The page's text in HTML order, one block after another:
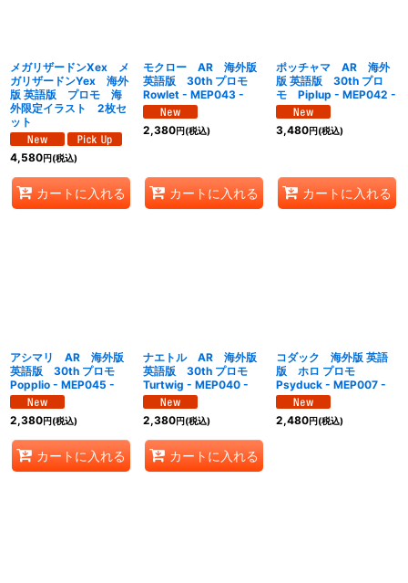
メガリザードンXex メ
ガリザードンYex 海外
版 英語版 プロモ 海
外限定イラスト 2枚セ
ット
4,580円(税込)
カートに入れる
モクロー AR 海外版
英語版 30th プロモ
Rowlet - MEP043 -
2,380円(税込)
カートに入れる
ポッチャマ AR 海外
版 英語版 30th プロ
モ Piplup - MEP042 -
3,480円(税込)
カートに入れる
アシマリ AR 海外版
英語版 30th プロモ
Popplio - MEP045 -
2,380円(税込)
カートに入れる
ナエトル AR 海外版
英語版 30th プロモ
Turtwig - MEP040 -
2,380円(税込)
カートに入れる
コダック 海外版 英語
版 ホロ プロモ
Psyduck - MEP007 -
2,480円(税込)